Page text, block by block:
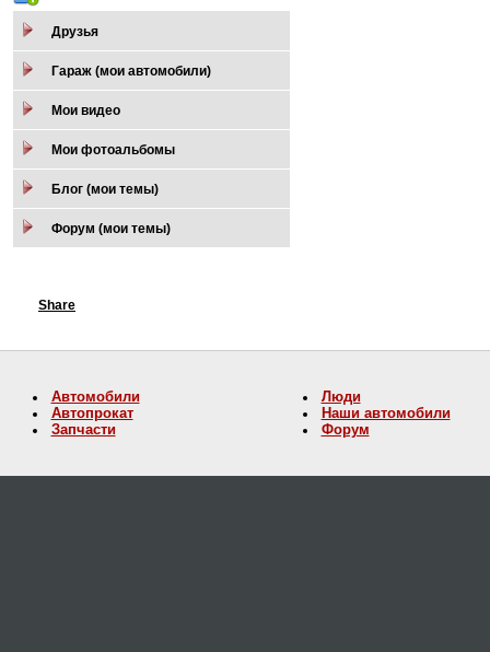
Друзья
Гараж (мои автомобили)
Мои видео
Мои фотоальбомы
Блог (мои темы)
Форум (мои темы)
Share
Автомобили
Автопрокат
Запчасти
Люди
Наши автомобили
Форум